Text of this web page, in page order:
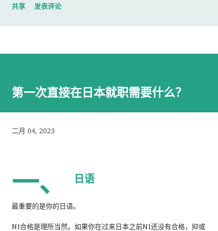
入札仕様書 名片 当时我认为这样就足够了。 后来才发现，还有
工作人员确认后，很快帮我打开了大门。 进入办公室 进入办公室
时间的商务寒暄。 返还入札仕様書 原本我以为，把入札仕様書交
返还手续才算正式完成。 也就是说，仅仅把资料交回去是不够
的。 这一点如果第一次办理，很容易忽略。 领取新的入札仕様書
完成返还手续后，工作人员把新的入札仕様書交给了我。 就在这
过一次。 因此，我误以为之后领取新的入札仕様書时，就不需要
共享 发表评论
第一次直接在日本就职需要什么？
二月 04, 2023
一、 日语
最重要的是你的日语。
N1合格是理所当然。如果你在过来日本之前N1还没有合格，抑或